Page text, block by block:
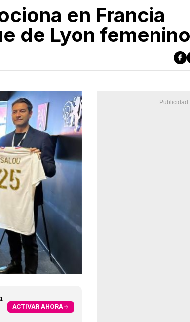
en Francia
de Lyon femenino
ACTIVAR AHORA